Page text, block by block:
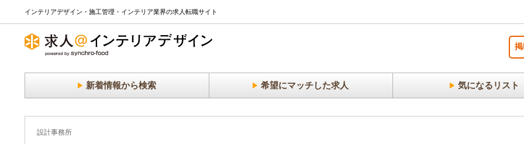
インテリアデザイン・施工管理・インテリア業界の求人転職サイト
新着情報から検索 希望にマッチした求人 気になるリスト
設計事務所